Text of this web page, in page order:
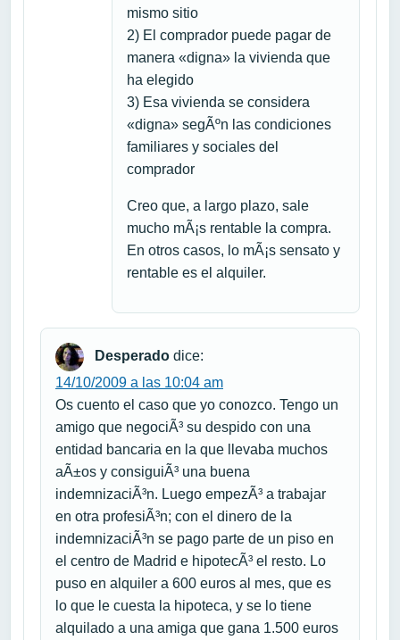
mismo sitio
2) El comprador puede pagar de
manera «digna» la vivienda que
ha elegido
3) Esa vivienda se considera
«digna» segÃºn las condiciones
familiares y sociales del
comprador
Creo que, a largo plazo, sale
mucho mÃ¡s rentable la compra.
En otros casos, lo mÃ¡s sensato y
rentable es el alquiler.
Desperado dice:
14/10/2009 a las 10:04 am
Os cuento el caso que yo conozco. Tengo un
amigo que negociÃ³ su despido con una
entidad bancaria en la que llevaba muchos
aÃ±os y consiguiÃ³ una buena
indemnizaciÃ³n. Luego empezÃ³ a trabajar
en otra profesiÃ³n; con el dinero de la
indemnizaciÃ³n se pago parte de un piso en
el centro de Madrid e hipotecÃ³ el resto. Lo
puso en alquiler a 600 euros al mes, que es
lo que le cuesta la hipoteca, y se lo tiene
alquilado a una amiga que gana 1.500 euros